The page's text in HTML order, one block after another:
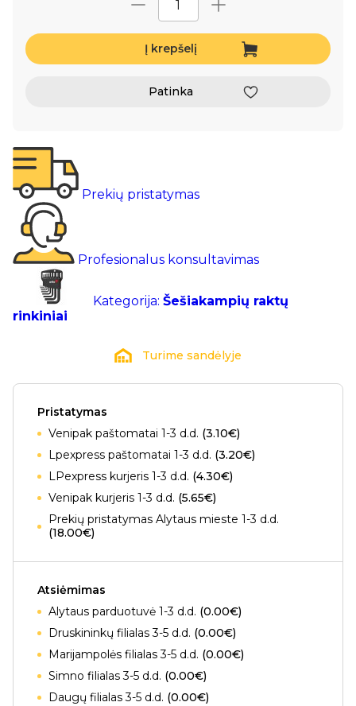
Į krepšelį
Patinka
Prekių pristatymas
Profesionalus konsultavimas
Kategorija: Šešiakampių raktų
rinkiniai
Turime sandėlyje
Pristatymas
Venipak paštomatai 1-3 d.d. (3.10€)
Lpexpress paštomatai 1-3 d.d. (3.20€)
LPexpress kurjeris 1-3 d.d. (4.30€)
Venipak kurjeris 1-3 d.d. (5.65€)
Prekių pristatymas Alytaus mieste 1-3 d.d.
(18.00€)
Atsiėmimas
Alytaus parduotuvė 1-3 d.d. (0.00€)
Druskininkų filialas 3-5 d.d. (0.00€)
Marijampolės filialas 3-5 d.d. (0.00€)
Simno filialas 3-5 d.d. (0.00€)
Daugų filialas 3-5 d.d. (0.00€)